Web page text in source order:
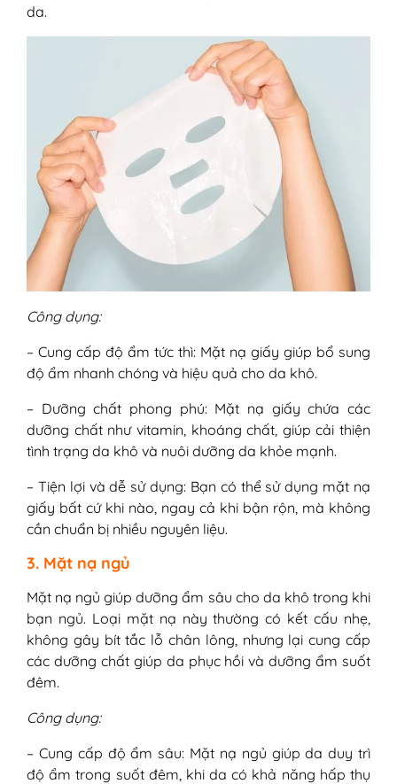
da.
Công dụng:
– Cung cấp độ ẩm tức thì: Mặt nạ giấy giúp bổ sung
độ ẩm nhanh chóng và hiệu quả cho da khô.
– Dưỡng chất phong phú: Mặt nạ giấy chứa các
dưỡng chất như vitamin, khoáng chất, giúp cải thiện
tình trạng da khô và nuôi dưỡng da khỏe mạnh.
– Tiện lợi và dễ sử dụng: Bạn có thể sử dụng mặt nạ
giấy bất cứ khi nào, ngay cả khi bận rộn, mà không
cần chuẩn bị nhiều nguyên liệu.
3. Mặt nạ ngủ
Mặt nạ ngủ giúp dưỡng ẩm sâu cho da khô trong khi
bạn ngủ. Loại mặt nạ này thường có kết cấu nhẹ,
không gây bít tắc lỗ chân lông, nhưng lại cung cấp
các dưỡng chất giúp da phục hồi và dưỡng ẩm suốt
đêm.
Công dụng:
– Cung cấp độ ẩm sâu: Mặt nạ ngủ giúp da duy trì
độ ẩm trong suốt đêm, khi da có khả năng hấp thụ